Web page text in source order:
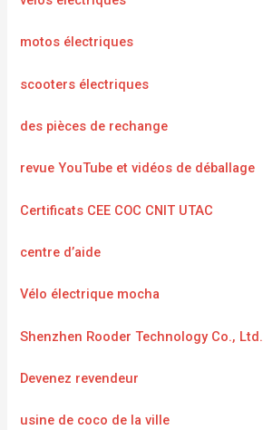
motos électriques
scooters électriques
des pièces de rechange
revue YouTube et vidéos de déballage
Certificats CEE COC CNIT UTAC
centre d’aide
Vélo électrique mocha
Shenzhen Rooder Technology Co., Ltd.
Devenez revendeur
usine de coco de la ville